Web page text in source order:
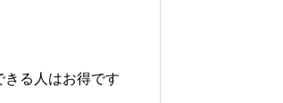
る人はお得です